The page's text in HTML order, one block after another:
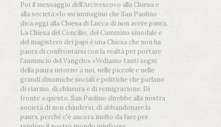
Poi il messaggio dell’Arcivescovo alla Chiesa e
alla società:«Io mi immagino che San Paolino
dica oggi alla Chiesa di Lucca di non avere paura.
La Chiesa del Concilio, del Cammino sinodale e
del magistero dei papi è una Chiesa che non ha
paura di confrontarsi con la realtà per portare
l'annuncio del Vangelo».«Vediamo tanti segni
della paura intorno a noi, nelle piccole e nelle
grandi dinamiche sociali e politiche che parlano
di riarmo, di chiusura e di remigrazione. Di
fronte a questo, San Paolino direbbe alla nostra
società di non chiudersi, di abbandonare la
paura, perché c'è ancora molto da fare per